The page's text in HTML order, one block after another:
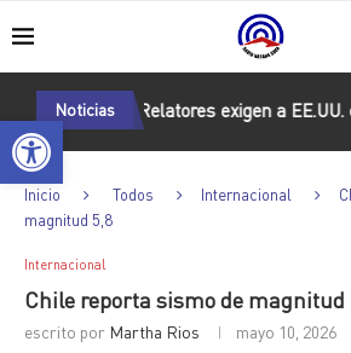
Abrir barra de herramientas
Noticias
ONU: Relatores exigen a EE.UU. cesar
Inicio Todos Internacional
magnitud 5,8
Internacional
Chile reporta sismo de magnitud
escrito por Martha Rios mayo 10, 2026